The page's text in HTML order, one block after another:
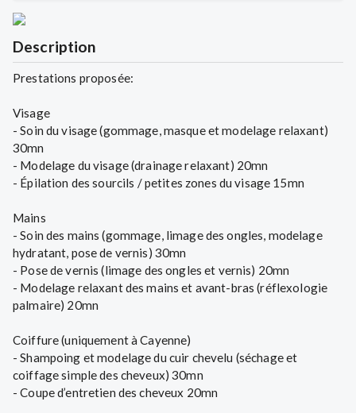
Description
Prestations proposée:
Visage
- Soin du visage (gommage, masque et modelage relaxant)
30mn
- Modelage du visage (drainage relaxant) 20mn
- Épilation des sourcils / petites zones du visage 15mn
Mains
- Soin des mains (gommage, limage des ongles, modelage
hydratant, pose de vernis) 30mn
- Pose de vernis (limage des ongles et vernis) 20mn
- Modelage relaxant des mains et avant-bras (réflexologie
palmaire) 20mn
Coiffure (uniquement à Cayenne)
- Shampoing et modelage du cuir chevelu (séchage et
coiffage simple des cheveux) 30mn
- Coupe d’entretien des cheveux 20mn